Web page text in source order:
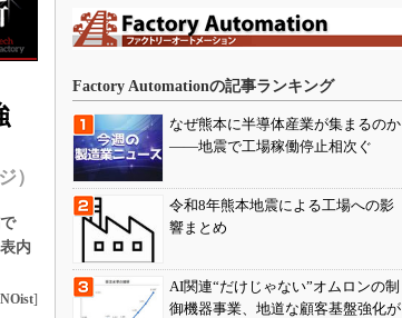
）
内
]
Factory Automationの記事ランキング
なぜ熊本に半導体産業が集まるのか
――地震で工場稼働停止相次ぐ
令和8年熊本地震による工場への影
響まとめ
AI関連“だけじゃない”オムロンの制
御機器事業、地道な顧客基盤強化が